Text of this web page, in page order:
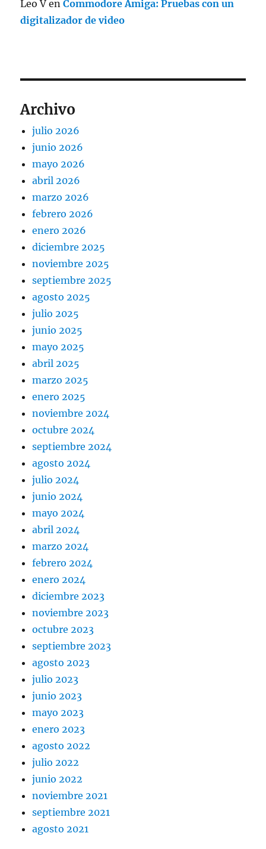
Leo V enCommodore Amiga: Pruebas con un
digitalizador de video
Archivo
julio 2026
junio 2026
mayo 2026
abril 2026
marzo 2026
febrero 2026
enero 2026
diciembre 2025
noviembre 2025
septiembre 2025
agosto 2025
julio 2025
junio 2025
mayo 2025
abril 2025
marzo 2025
enero 2025
noviembre 2024
octubre 2024
septiembre 2024
agosto 2024
julio 2024
junio 2024
mayo 2024
abril 2024
marzo 2024
febrero 2024
enero 2024
diciembre 2023
noviembre 2023
octubre 2023
septiembre 2023
agosto 2023
julio 2023
junio 2023
mayo 2023
enero 2023
agosto 2022
julio 2022
junio 2022
noviembre 2021
septiembre 2021
agosto 2021